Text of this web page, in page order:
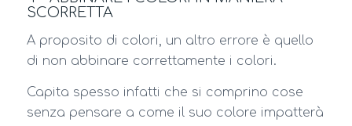
SCORRETTA
A proposito di colori, un altro errore è quello
di non abbinare correttamente i colori.
Capita spesso infatti che si comprino cose
senza pensare a come il suo colore impatterà